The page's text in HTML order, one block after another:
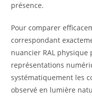
présence.
Pour comparer
correspondant
nuancier RAL
représentations
systématiquement les
observé en lumière